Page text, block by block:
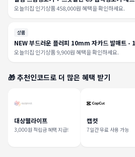
오늘의집 인기상품 458,000원 혜택을 확인하세요.
상품
NEW 부드러운 플러피 10mm 자카드 발매트 -
오늘의집 인기상품 9,900원 혜택을 확인하세요.
🎁 추천인코드로 더 많은 혜택 받기
대상웰라이프
3,000원 적립금 혜택 지급!
캡컷
7일간 무료 사용 가능